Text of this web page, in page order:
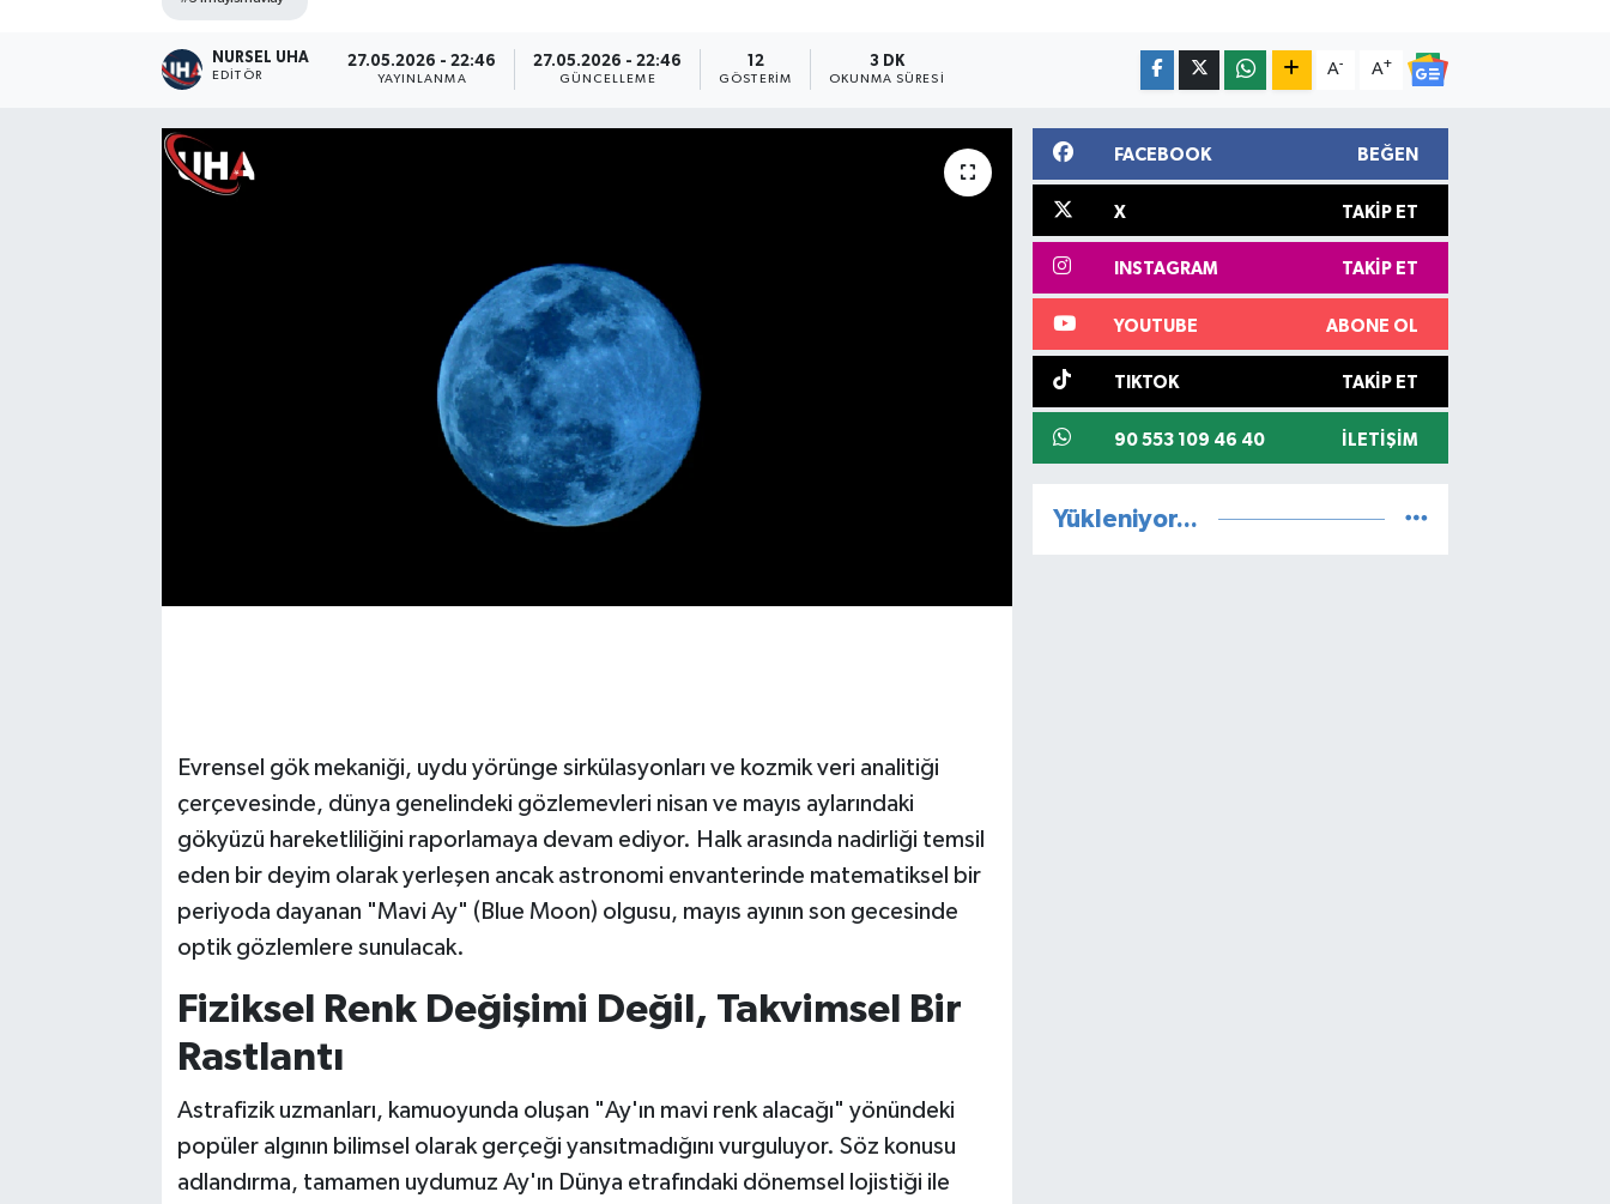
NURSEL UHA
EDITÖR
27.05.2026 - 22:46
YAYINLANMA
27.05.2026 - 22:46
GÜNCELLEME
12
GÖSTERIM
3 DK
OKUNMA SÜRESI
A- A+
Evrensel gök mekaniği, uydu yörünge sirkülasyonları ve kozmik veri analitiği
çerçevesinde, dünya genelindeki gözlemevleri nisan ve mayıs aylarındaki
gökyüzü hareketliliğini raporlamaya devam ediyor. Halk arasında nadirliği temsil
eden bir deyim olarak yerleşen ancak astronomi envanterinde matematiksel bir
periyoda dayanan "Mavi Ay" (Blue Moon) olgusu, mayıs ayının son gecesinde
optik gözlemlere sunulacak.
Fiziksel Renk Değişimi Değil, Takvimsel Bir
Rastlantı
Astrafizik uzmanları, kamuoyunda oluşan "Ay'ın mavi renk alacağı" yönündeki
popüler algının bilimsel olarak gerçeği yansıtmadığını vurguluyor. Söz konusu
adlandırma, tamamen uydumuz Ay'ın Dünya etrafındaki dönemsel lojistiği ile
FACEBOOK BEĞEN
X TAKIP ET
INSTAGRAM TAKIP ET
YOUTUBE ABONE OL
TIKTOK TAKIP ET
90 553 109 46 40 İLETIŞIM
Yükleniyor...